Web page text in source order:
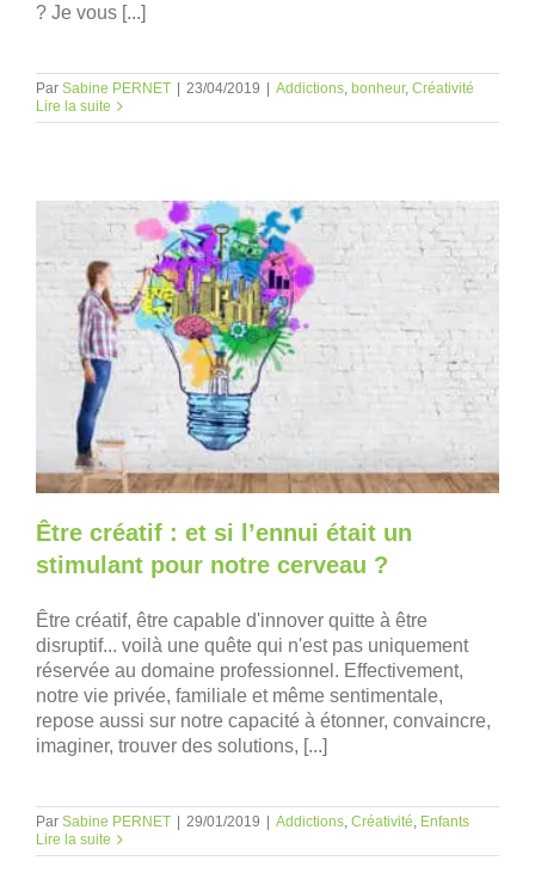
? Je vous [...]
Par Sabine PERNET | 23/04/2019 | Addictions, bonheur, Créativité
Lire la suite
Être créatif : et si l’ennui était un
stimulant pour notre cerveau ?
Être créatif, être capable d'innover quitte à être
disruptif... voilà une quête qui n'est pas uniquement
réservée au domaine professionnel. Effectivement,
notre vie privée, familiale et même sentimentale,
repose aussi sur notre capacité à étonner, convaincre,
imaginer, trouver des solutions, [...]
Par Sabine PERNET | 29/01/2019 | Addictions Créativité Enfants
Lire la suite